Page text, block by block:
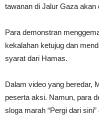
tawanan di Jalur Gaza akan
Para demonstran
kekalahan ketujug dan
syarat dari Hamas.
Dalam video yang beredar,
peserta aksi. Namun, para
sloga marah “Pergi dari